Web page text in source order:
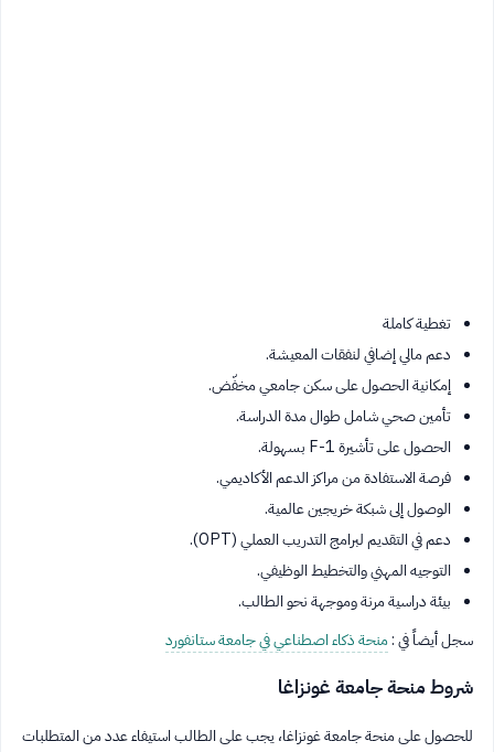
تغطية كاملة
دعم مالي إضافي لنفقات المعيشة.
إمكانية الحصول على سكن جامعي مخفّض.
تأمين صحي شامل طوال مدة الدراسة.
الحصول على تأشيرة F-1 بسهولة.
فرصة الاستفادة من مراكز الدعم الأكاديمي.
الوصول إلى شبكة خريجين عالمية.
دعم في التقديم لبرامج التدريب العملي (OPT).
التوجيه المهني والتخطيط الوظيفي.
بيئة دراسية مرنة وموجهة نحو الطالب.
سجل أيضاً في :منحة ذكاء اصطناعي في جامعة ستانفورد
شروط منحة جامعة غونزاغا
للحصول على منحة جامعة غونزاغا، يجب على الطالب استيفاء عدد من المتطلبات